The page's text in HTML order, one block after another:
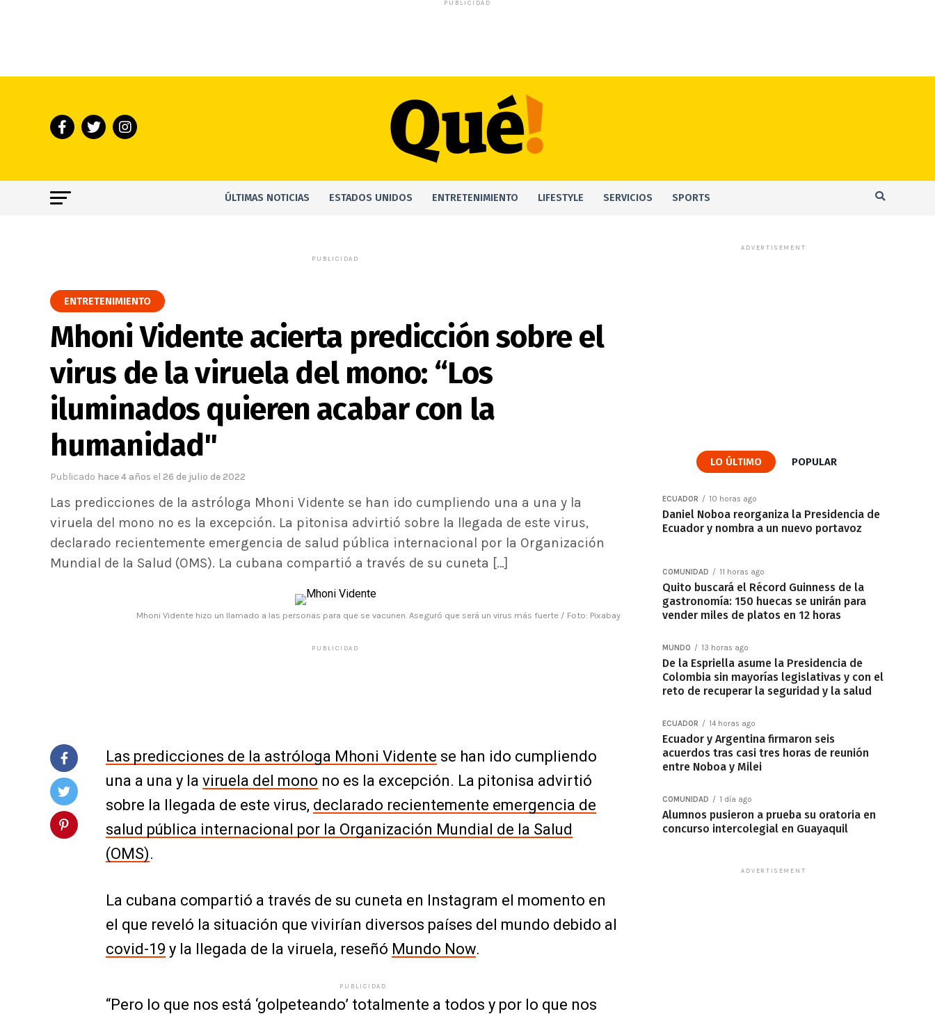
PUBLICIDAD
ÚLTIMAS NOTICIAS ESTADOS UNIDOS ENTRETENIMIENTO LIFESTYLE SERVICIOS SPORTS
PUBLICIDAD
ENTRETENIMIENTO
Mhoni Vidente acierta predicción sobre el
virus de la viruela del mono: “Los
iluminados quieren acabar con la
humanidad"
Publicado hace 4 años el 26 de julio de 2022
Las predicciones de la astróloga Mhoni Vidente se han ido cumpliendo una a una y la
viruela del mono no es la excepción. La pitonisa advirtió sobre la llegada de este virus,
declarado recientemente emergencia de salud pública internacional por la Organización
Mundial de la Salud (OMS). La cubana compartió a través de su cuneta […]
Mhoni Vidente hizo un llamado a las personas para que se vacunen. Aseguró que será un virus más fuerte / Foto: Pixabay
PUBLICIDAD
Las predicciones de la astróloga Mhoni Vidente se han ido cumpliendo
una a una y la viruela del mono no es la excepción. La pitonisa advirtió
sobre la llegada de este virus, declarado recientemente emergencia de
salud pública internacional por la Organización Mundial de la Salud
(OMS).
La cubana compartió a través de su cuneta en Instagram el momento en
el que reveló la situación que vivirían diversos países del mundo debido al
covid-19 y la llegada de la viruela, reseñó Mundo Now.
PUBLICIDAD
“Pero lo que nos está ‘golpeteando’ totalmente a todos y por lo que nos
ADVERTISEMENT
LO ÚLTIMO POPULAR
ECUADOR 10 horas ago
Daniel Noboa reorganiza la Presidencia de
Ecuador y nombra a un nuevo portavoz
COMUNIDAD 11 horas ago
Quito buscará el Récord Guinness de la
gastronomía: 150 huecas se unirán para
vender miles de platos en 12 horas
MUNDO 13 horas ago
De la Espriella asume la Presidencia de
Colombia sin mayorías legislativas y con el
reto de recuperar la seguridad y la salud
ECUADOR 14 horas ago
Ecuador y Argentina firmaron seis
acuerdos tras casi tres horas de reunión
entre Noboa y Milei
COMUNIDAD 1 día ago
Alumnos pusieron a prueba su oratoria en
concurso intercolegial en Guayaquil
ADVERTISEMENT